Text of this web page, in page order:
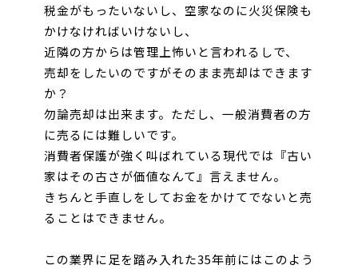
お問い合わせ
税金がもったいないし、空家なのに火災保険も
かけなければいけないし、
近隣の方からは管理上怖いと言われるしで、
売却をしたいのですがそのまま売却はできます
か？
勿論売却は出来ます。ただし、一般消費者の方
に売るには難しいです。
消費者保護が強く 叫ばれている現代では『古い
家はその古さが価値なんて』言えません。
きちんと手直しをしてお金をかけてでないと売
ることはできません。
この業界に足を踏み入れた35年前にはこのよう